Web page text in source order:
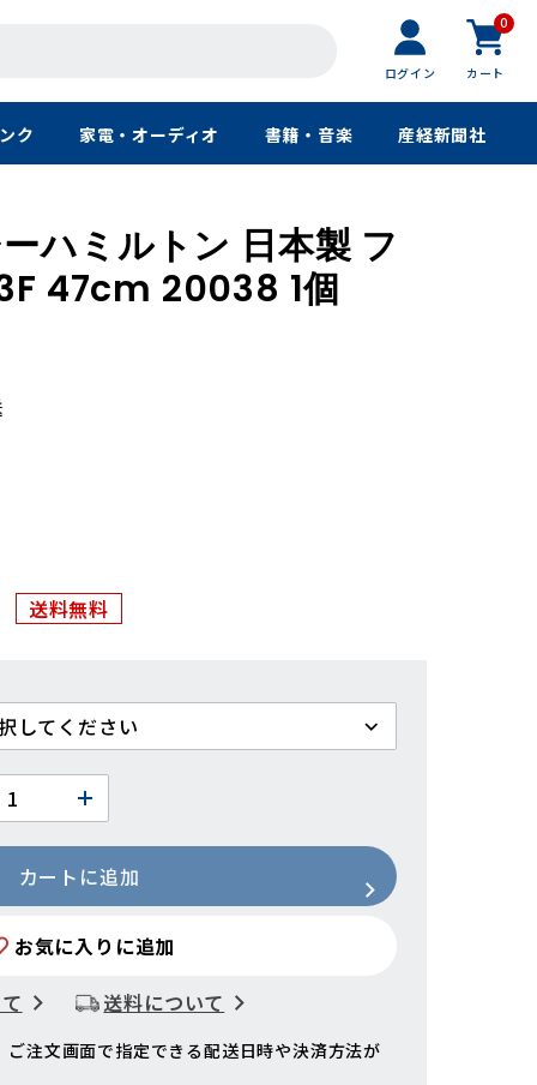
ログイン
0
カート
ク 家電・オーディオ 書籍・音楽 産経新聞社
ハミルトン 日本製 フ
47cm 20038 1個
送料無料
カートに追加
お気に入りに追加
送料について
注文画面で指定できる配送日時や決済方法が